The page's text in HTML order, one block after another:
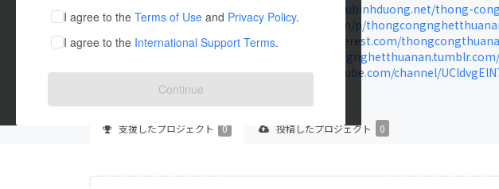
テクノロジー・ガジェット
ゲーム・サービス開発
映像・映画
書籍・雑誌出版
ビジネス・起業
チャレンジ
まちづくり・地域活性化
I agree to the Terms of Use and Privacy Policy.
I agree to the International Support Terms.
Continue
ruthamcaubinhduong.net/thong-
500px.com/p/
www.pinterest.com/
thongcongnghetthuanan.tumblr.com/
www.youtube.com/channel/
支援したプロジェクト 0 投稿したプロジェクト 0